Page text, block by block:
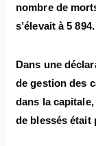
nombre de
s’élevait à 5 894.
Dans une
de gestion des
dans la
de blessés était